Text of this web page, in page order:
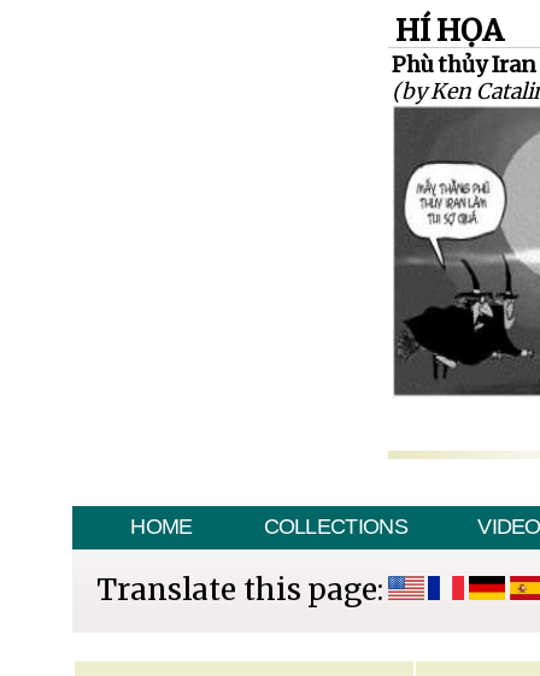
HÍ HỌA
Phù thủy Iran
(by Ken
HOME COLLECTIONS VIDEO
Translate this page: